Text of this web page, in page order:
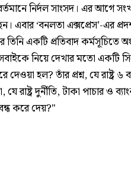
নির্দল সাংসদ। এর আগে
এবার ‘বনলতা এক্সপ্রেস’-এর
একটি প্রতিবাদ কর্মসূচিতে
নিয়ে দেখার মতো একটি
হল? তাঁর প্রশ্ন, যে রাষ্ট্র ৬
রাষ্ট্র দুর্নীতি, টাকা পাচার ও
করে দেয়?"